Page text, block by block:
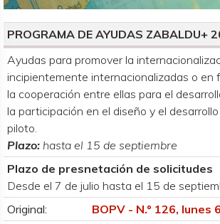
Organismo convocante
PROGRAMA DE AYUDAS ZABALDU+
Ayudas para promover la
incipientemente internacionalizadas o en
la cooperación entre ellas para el
la participación en el diseño y el
piloto.
Plazo:hasta el 15 de septiembre
Plazo de presnetación de solicitudes
Desde el 7 de julio hasta el 15 de
Original:
BOPV - N.º 126, lunes